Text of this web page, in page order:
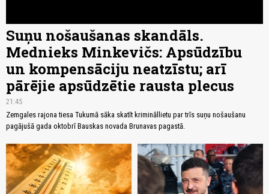
Suņu nošaušanas skandāls.
Mednieks Minkevičs: Apsūdzību
un kompensāciju neatzīstu; arī
pārējie apsūdzētie rausta plecus
21:45
Zemgales rajona tiesa Tukumā sāka skatīt krimināllietu par trīs suņu nošaušanu
pagājušā gada oktobrī Bauskas novada Brunavas pagastā.